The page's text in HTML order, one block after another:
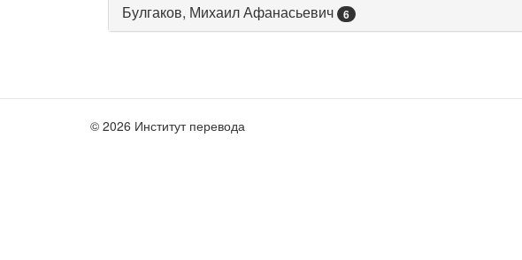
Булгаков, Михаил Афанасьевич 6
© 2026 Институт перевода